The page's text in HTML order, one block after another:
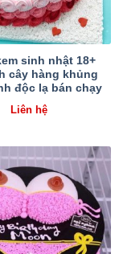
sinh nhật 18+
cây hàng khủng
độc lạ bán chạy
Liên hệ